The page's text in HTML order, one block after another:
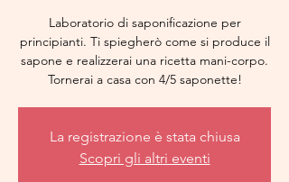
Laboratorio di saponificazione per
principianti. Ti spiegherò come si produce il
sapone e realizzerai una ricetta mani-corpo.
Tornerai a casa con 4/5 saponette!
La registrazione è stata chiusa
Scopri gli altri eventi